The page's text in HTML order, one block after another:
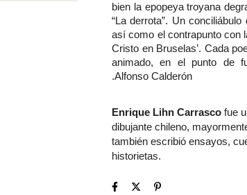
bien la epopeya troyana
“La derrota”. Un
así como el contrapunto con
Cristo en Bruselas’. Cada
animado, en el punto de
.Alfonso Calderón
Enrique Lihn Carrasco fue
dibujante chileno,
también escribió ensayos,
historietas.